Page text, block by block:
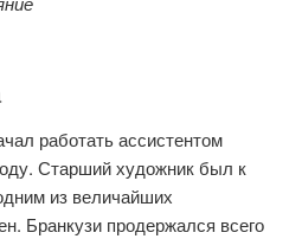
работать ассистентом
Старший художник был к
из величайших
Бранкузи продержался всего